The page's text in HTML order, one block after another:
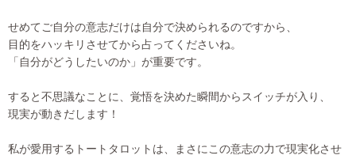
せめてご自分の意志だけは自分で決められるのですから、
目的をハッキリさせてから占ってくださいね。
「自分がどうしたいのか」が重要です。
すると不思議なことに、覚悟を決めた瞬間からスイッチが入り、
現実が動きだします！
私が愛用するトートタロットは、まさにこの意志の力で現実化させ